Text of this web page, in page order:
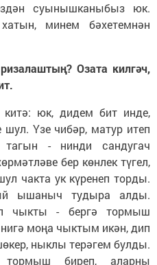
суынышканыбыз юк.
минем бәхетемнән
Озата килгәч,
юк, дидем бит инде,
Үзе чибәр, матур итеп
- нинди сандугач
бер көнлек түгел,
чакта ук күренеп торды.
ышаныч тудыра алды.
чыкты - бергә тормыш
моңа чыктым икән, дип
ныклы терәгем булды.
тормыш биреп, аларны